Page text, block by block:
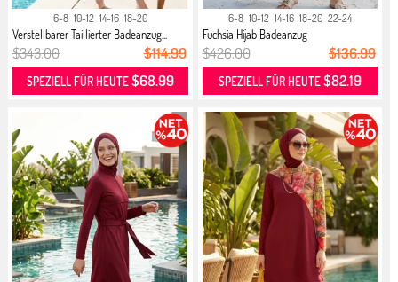
6-8 10-12 14-16 18-20
Verstellbarer Taillierter Badeanzug...
$343.00 $114.99
SPEZIELL FÜR HEUTE$68.99
6-8 10-12 14-16 18-20 22-24
Fuchsia Hijab Badeanzug
$426.00 $136.99
SPEZIELL FÜR HEUTE$82.19